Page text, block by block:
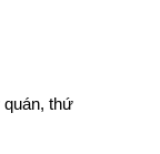
quán, thứ